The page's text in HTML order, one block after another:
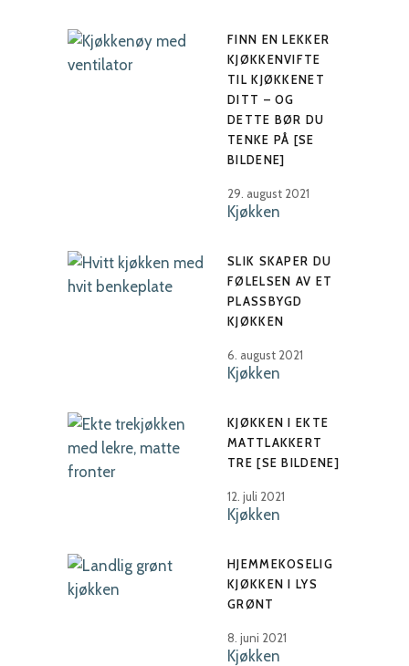
FINN EN LEKKER
KJØKKENVIFTE
TIL KJØKKENET
DITT – OG
DETTE BØR DU
TENKE PÅ [SE
BILDENE]
29. august 2021
Kjøkken
SLIK SKAPER DU
FØLELSEN AV ET
PLASSBYGD
KJØKKEN
6. august 2021
Kjøkken
KJØKKEN I EKTE
MATTLAKKERT
TRE [SE BILDENE]
12. juli 2021
Kjøkken
HJEMMEKOSELIG
KJØKKEN I LYS
GRØNT
8. juni 2021
Kjøkken